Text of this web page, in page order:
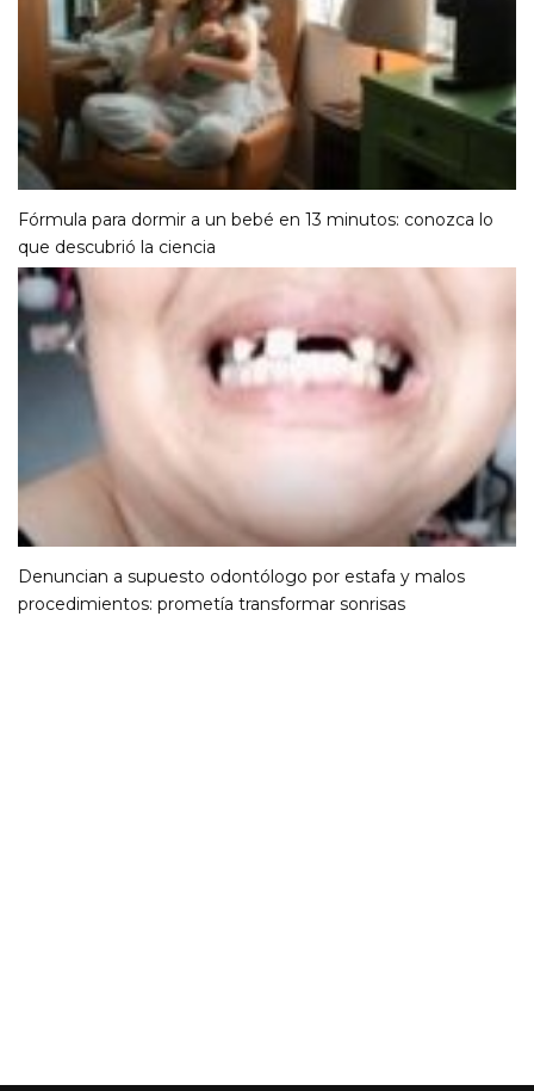
Fórmula para dormir a un bebé en 13 minutos: conozca lo
que descubrió la ciencia
Denuncian a supuesto odontólogo por estafa y malos
procedimientos: prometía transformar sonrisas